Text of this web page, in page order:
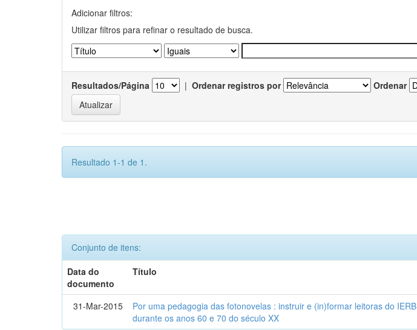
Adicionar filtros:
Utilizar filtros para refinar o resultado de busca.
Resultados/Página | Ordenar registros por Ordenar
Resultado 1-1 de 1.
Conjunto de itens:
Data do
documento
Título
31-Mar-2015
Por uma pedagogia das fotonovelas : instruir e (in)formar leitoras do IERB
durante os anos 60 e 70 do século XX